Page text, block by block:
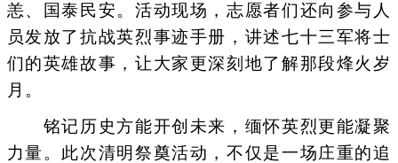
恙、国泰民安。活动现场，志愿者们还向参与人
员发放了抗战英烈事迹手册，讲述七十三军将士
们的英雄故事，让大家更深刻地了解那段烽火岁
月。
铭记历史方能开创未来，缅怀英烈更能凝聚
力量。此次清明祭奠活动，不仅是一场庄重的追